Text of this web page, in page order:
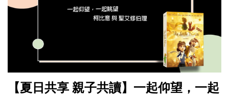
【夏日共享 親子共讀】一起仰望，一起